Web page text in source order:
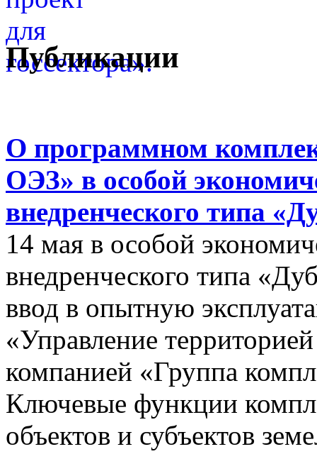
Публикации
О программном
ОЭЗ» в особой
внедренческого типа
14 мая в особой
внедренческого типа
ввод в опытную
«Управление
компанией «Группа
Ключевые функции
объектов и субъектов